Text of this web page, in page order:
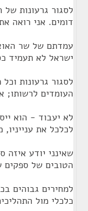
לסגור גרעונות
דומים. אני רואה
עמדתם של שר
ישראל לא תעמיד
לסגור גרעונות
העומדים לרשותו;
לא יעבוד - הוא
לכלכל את ענייניו,
שאינני יודע
הטובים של ספקים
למחירים גבוהים
כלכלי מול